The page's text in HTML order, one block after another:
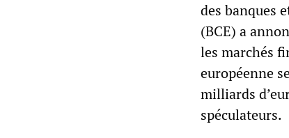
des banques
(BCE) a
les marchés
européenne
milliards
spéculateurs.